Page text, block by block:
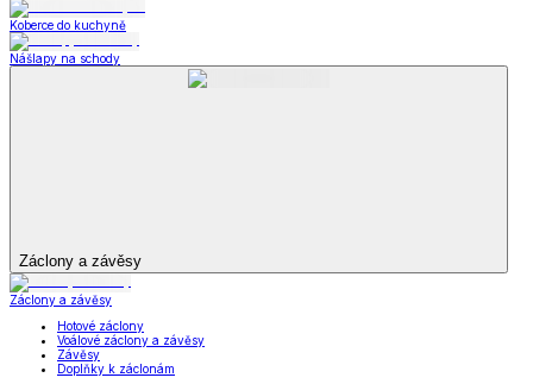
Koberce do kuchyně
Nášlapy na schody
Záclony a závěsy
Záclony a závěsy
Hotové záclony
Voálové záclony a závěsy
Závěsy
Doplňky k záclonám